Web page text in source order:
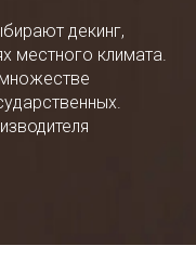
декинг,
местного климата.